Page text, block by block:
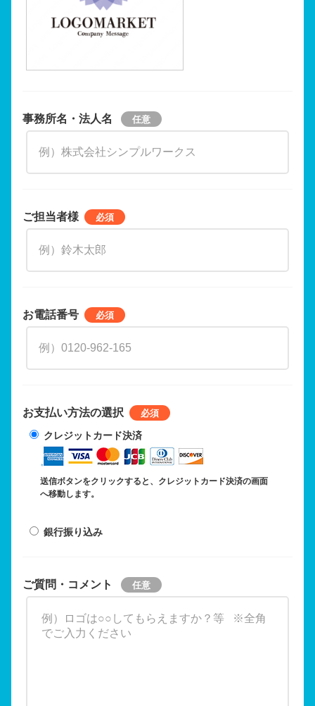
事務所名・法人名
ご担当者様
お電話番号
お支払い方法の選択
クレジットカード決済
送信ボタンをクリックすると、クレジットカード決済の画面
へ移動します。
銀行振り込み
ご質問・コメント